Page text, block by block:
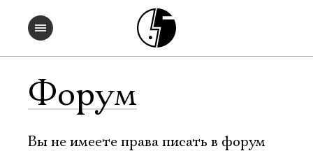
Форум
Вы не имеете права писать в форум